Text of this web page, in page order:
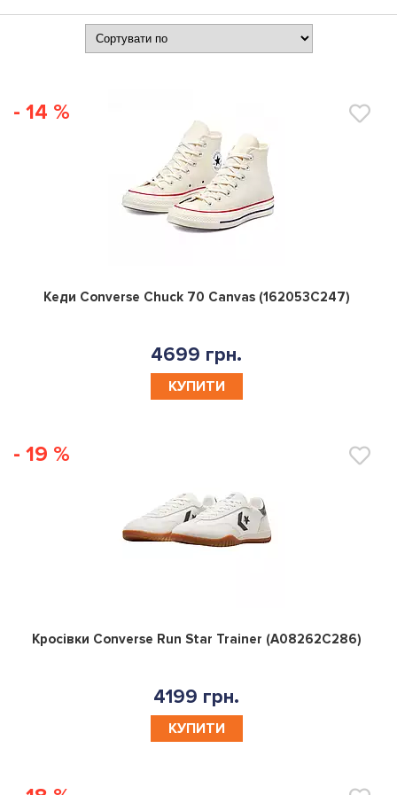
- 14 %
0
Кеди Converse Chuck 70 Canvas (162053C247)
4699 грн.
КУПИТИ
- 19 %
0
Кросівки Converse Run Star Trainer (A08262C286)
4199 грн.
КУПИТИ